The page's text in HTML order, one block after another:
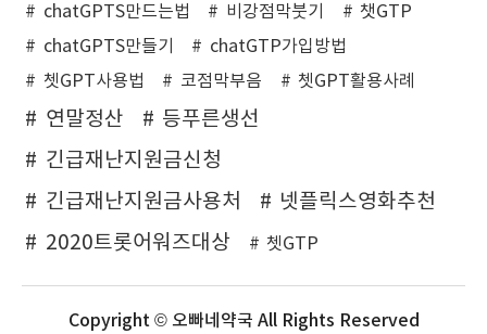
chatGPTS만드는법 비강점막붓기
챗GTP
chatGPTS만들기
chatGTP가입방법
쳇GPT사용법
코점막부음 쳇GPT활용사례
연말정산
등푸른생선
긴급재난지원금신청
긴급재난지원금사용처
넷플릭스영화추천
2020트롯어워즈대상
쳇GTP
Copyright © 오빠네약국 All Rights Reserved